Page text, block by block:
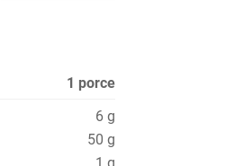
1 porce
6 g
50 g